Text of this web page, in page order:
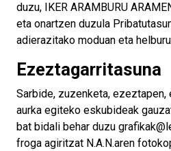
duzu, IKER ARAMBURU
eta onartzen duzula
adierazitako moduan eta
Ezeztagarritasuna
Sarbide, zuzenketa, ezeztapen,
aurka egiteko eskubideak
bat bidali behar duzu
froga agiritzat N.A.N.aren